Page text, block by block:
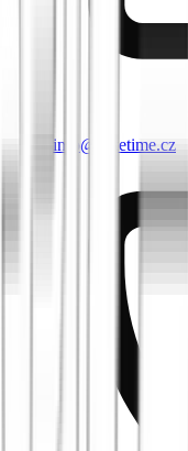
info@biketime.cz